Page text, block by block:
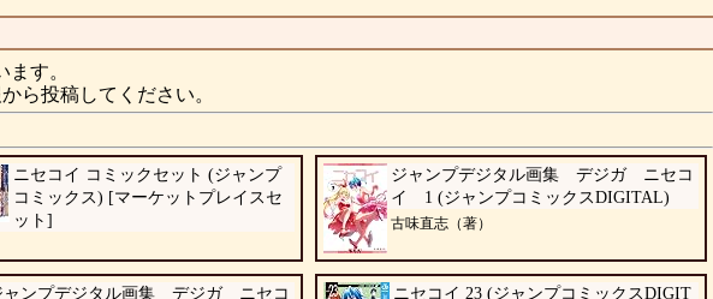
す。
ら投稿してください。
ニセコイ コミックセット (ジャンプ
コミックス) [マーケットプレイスセ
ット]
ジャンプデジタル画集 デジガ ニセコ
イ 1 (ジャンプコミックスDIGITAL)
古味直志（著）
ャンプデジタル画集 デジガ ニセコ ニセコイ 23 (ジャンプコミックスDIGIT